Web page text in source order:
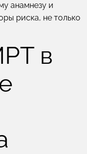
анамнезу и
риска, не только
в